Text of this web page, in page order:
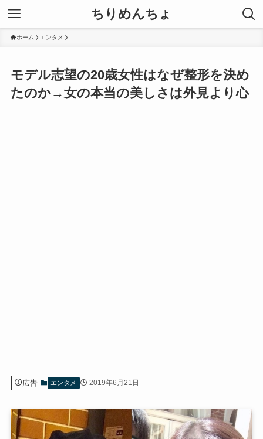
ちりめんちょ
ホーム エンタメ
モデル志望の20歳女性はなぜ整形を決め
たのか→女の本当の美しさは外見より心
広告 エンタメ 2019年6月21日